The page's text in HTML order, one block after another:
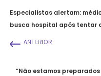
Especialistas alertam:
busca hospital após tentar
ANTERIOR
“Não estamos